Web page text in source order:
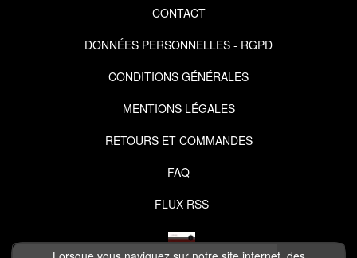
CONTACT
DONNÉES PERSONNELLES - RGPD
CONDITIONS GÉNÉRALES
MENTIONS LÉGALES
RETOURS ET COMMANDES
FAQ
FLUX RSS